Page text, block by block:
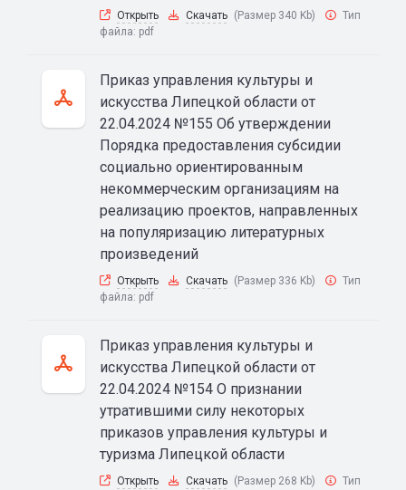
Открыть Скачать (Размер 340 Kb)
Тип
файла: pdf
Приказ управления культуры и
искусства Липецкой области от
22.04.2024 №155 Об утверждении
Порядка предоставления субсидии
социально ориентированным
некоммерческим организациям на
реализацию проектов, направленных
на популяризацию литературных
произведений
Открыть Скачать (Размер 336 Kb)
Тип
файла: pdf
Приказ управления культуры и
искусства Липецкой области от
22.04.2024 №154 О признании
утратившими силу некоторых
приказов управления культуры и
туризма Липецкой области
Открыть Скачать (Размер 268 Kb)
Тип